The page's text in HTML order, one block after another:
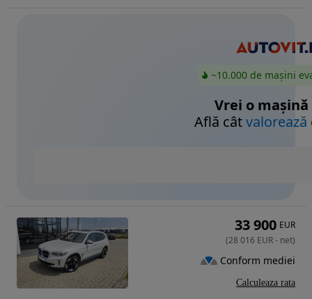
~10.000 de mașini
Vrei o mașină
Află câtvalorează
33 900 EUR
(28 016 EUR- net)
Conform mediei
Calculeaza rata